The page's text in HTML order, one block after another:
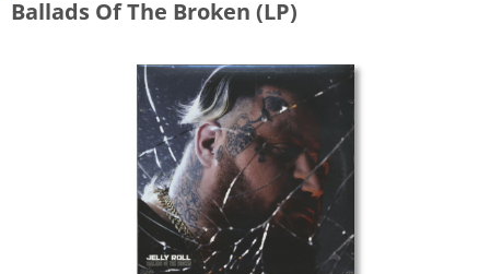
Ballads Of The Broken (LP)